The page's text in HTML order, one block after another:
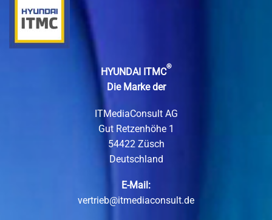
HYUNDAI ITMC®
Die Marke der
ITMediaConsult AG
Gut Retzenhöhe 1
54422 Züsch
Deutschland
E-Mail:
vertrieb@itmediaconsult.de